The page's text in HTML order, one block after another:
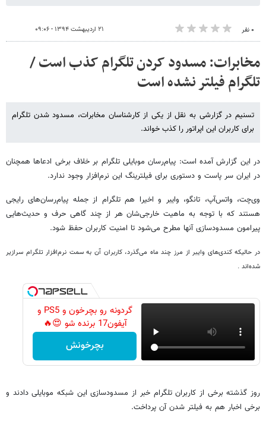
۰ نفر ۲۱ اردیبهشت ۱۳۹۴ - ۰۹:۰۶
مخابرات: مسدود کردن تلگرام کذب است /
تلگرام فیلتر نشده است
تسنیم در گزارشی به نقل از یکی از کارشناسان مخابرات، مسدود شدن تلگرام
برای کاربران این اپراتور را کذب خواند.
در این گزارش آمده است: پیام‌رسان موبایلی تلگرام بر خلاف برخی ادعاها همچنان
در ایران سر پاست و دستوری برای فیلترینگ این نرم‌افزار وجود ندارد.
وی‌چت، واتس‌آپ، تانگو، وایبر و اخیرا هم تلگرام از جمله پیام‌رسان‌های رایجی
هستند که با توجه به ماهیت خارجی‌شان هر از چند گاهی حرف و حدیث‌هایی
پیرامون مسدودسازی آنها مطرح می‌شود تا امنیت کاربران حفظ شود.
در حالیکه کندی‌های وایبر از مرز چند ماه می‌گذرد، کاربران آن به سمت نرم‌افزار تلگرام سرازیر
شده‌اند .
گردونه رو بچرخون و PS5 و
آیفون17 برنده شو 😍🔥
بچرخونش
روز گذشته برخی از کاربران تلگرام خبر از مسدودسازی این شبکه موبایلی دادند و
برخی اخبار هم به فیلتر شدن آن پرداخت.